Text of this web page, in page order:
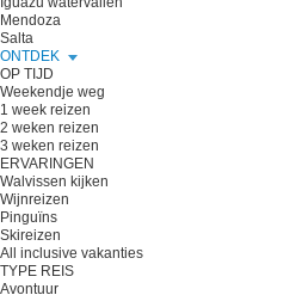
Mendoza
Salta
ONTDEK
OP TIJD
Weekendje weg
1 week reizen
2 weken reizen
3 weken reizen
ERVARINGEN
Walvissen kijken
Wijnreizen
Pinguïns
Skireizen
All inclusive vakanties
TYPE REIS
Avontuur